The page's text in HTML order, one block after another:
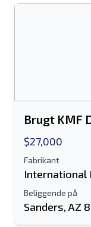
Brugt KMF
$27,000
Fabrikant
International
Beliggende på
Sanders, AZ